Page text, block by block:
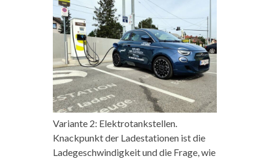
Variante 2: Elektrotankstellen.
Knackpunkt der Ladestationen ist die
Ladegeschwindigkeit und die Frage, wie